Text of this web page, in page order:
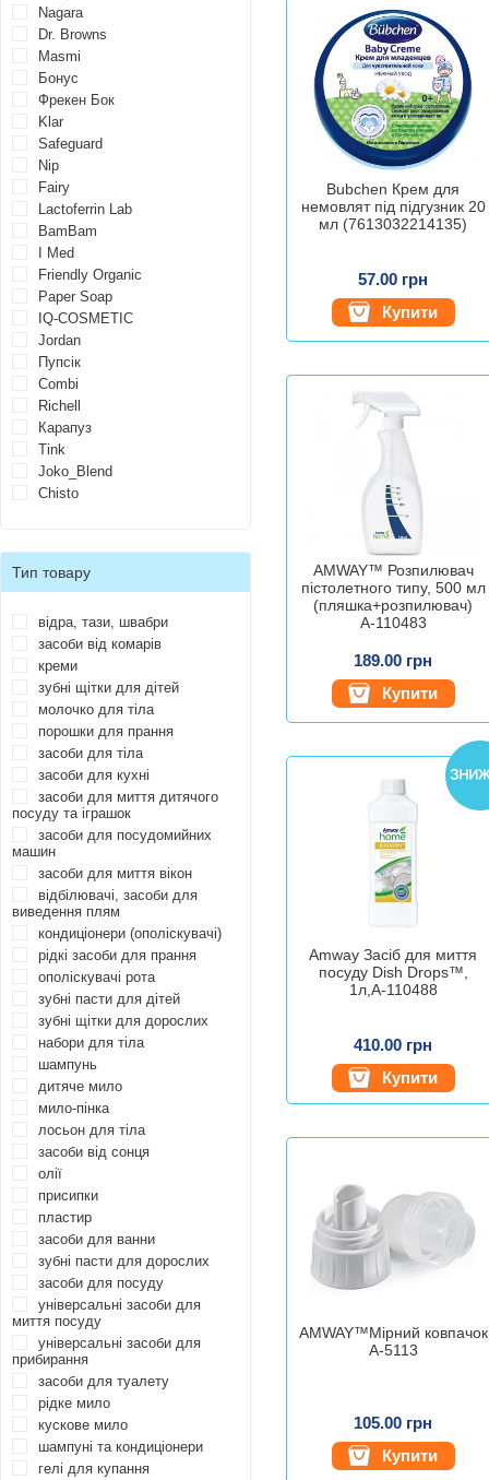
Nagara
Dr. Browns
Masmi
Бонус
Фрекен Бок
Klar
Safeguard
Nip
Fairy
Lactoferrin Lab
BamBam
I Med
Friendly Organic
Paper Soap
IQ-COSMETIC
Jordan
Пупсік
Combi
Richell
Карапуз
Tink
Joko_Blend
Chisto
Тип товару
відра, тази, швабри
засоби від комарів
креми
зубні щітки для дітей
молочко для тіла
порошки для прання
засоби для тіла
засоби для кухні
засоби для миття дитячого
посуду та іграшок
засоби для посудомийних
машин
засоби для миття вікон
відбілювачі, засоби для
виведення плям
кондиціонери (ополіскувачі)
рідкі засоби для прання
ополіскувачі рота
зубні пасти для дітей
зубні щітки для дорослих
набори для тіла
шампунь
дитяче мило
мило-пінка
лосьон для тіла
засоби від сонця
олії
присипки
пластир
засоби для ванни
зубні пасти для дорослих
засоби для посуду
універсальні засоби для
миття посуду
універсальні засоби для
прибирання
засоби для туалету
рідке мило
кускове мило
шампуні та кондиціонери
гелі для купання
Bubchen Крем для
немовлят під підгузник 20
мл (7613032214135)
57.00 грн
Купити
AMWAY™ Розпилювач
пістолетного типу, 500 мл
(пляшка+розпилювач)
А-110483
189.00 грн
Купити
Amway Засіб для миття
посуду Dish Drops™,
1л,А-110488
410.00 грн
Купити
AMWAY™Мірний ковпачок
А-5113
105.00 грн
Купити